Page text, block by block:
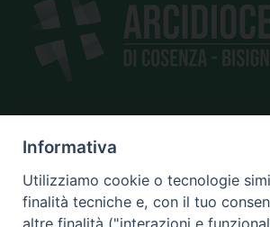
SEDE
piazza Giano Parrasio, 16
87100 Cosenza
Informativa
Utilizziamo cookie o tecnologie
finalità tecniche e, con il tuo